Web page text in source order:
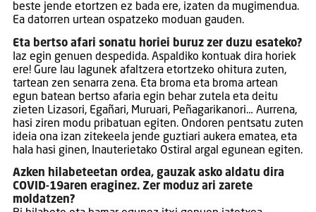
beste jende etortzen ez bada ere, izaten da mugimendua.
Ea datorren urtean ospatzeko moduan gauden.
Eta bertso afari sonatu horiei buruz zer duzu esateko?
Iaz egin genuen despedida. Aspaldiko kontuak dira horiek
ere! Gure lau lagunek afaltzera etortzeko ohitura zuten,
tartean zen senarra zena. Eta broma eta broma artean
egun batean bertso afaria egin behar zutela eta deitu
zieten Lizasori, Egañari, Muruari, Peñagarikanori… Aurrena,
hasi ziren modu pribatuan egiten. Ondoren pentsatu zuten
ideia ona izan zitekeela jende guztiari aukera ematea, eta
hala hasi ginen, Inauterietako Ostiral argal egunean egiten.
Azken hilabeteetan ordea, gauzak asko aldatu dira
COVID-19aren eraginez. Zer moduz ari zarete
moldatzen?